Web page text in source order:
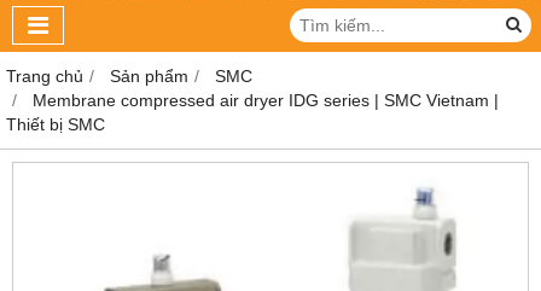
Trang chủ Sản phẩm
SMC
Membrane compressed air dryer IDG series | SMC Vietnam |
Thiết bị SMC